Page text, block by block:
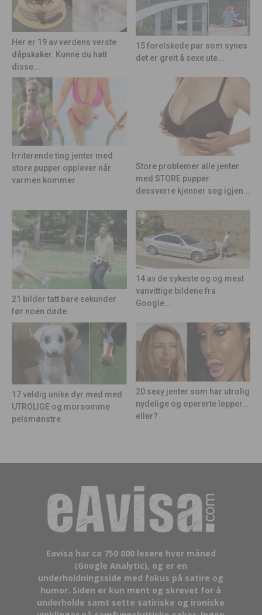
Her er 19 av verdens verste
dåpskaker. Kunne du hatt
disse...
15 forelskede par som synes
det er greit å sexe ute...
Irriterende ting jenter med
store pupper opplever når
varmen kommer
Store problemer alle jenter
med STORE pupper
dessverre kjenner seg igjen...
21 bilder tatt bare sekunder
før noen døde
14 av de sykeste og og mest
vanvittige bildene fra
Google...
17 veldig unike dyr med med
UTROLIGE og morsomme
pelsmønstre
20 sexy jenter som har utrolig
nydelige og opererte lepper…
eller?
Eavisa har ca 750 000 lesere hver måned
(Google Analytic), og er en
underholdningsside med fokus på satire og
humor. Siden er kun ment og skrevet for å
underholde samt sette satiriske og ironiske